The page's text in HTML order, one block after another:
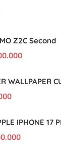
Z2C Second